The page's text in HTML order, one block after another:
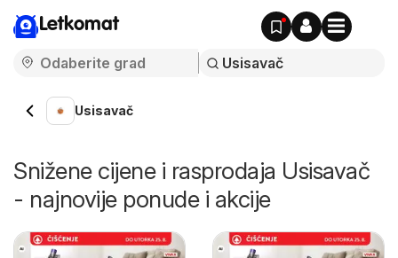
Letkomat
Usisavač
Snižene cijene i rasprodaja Usisavač
- najnovije ponude i akcije